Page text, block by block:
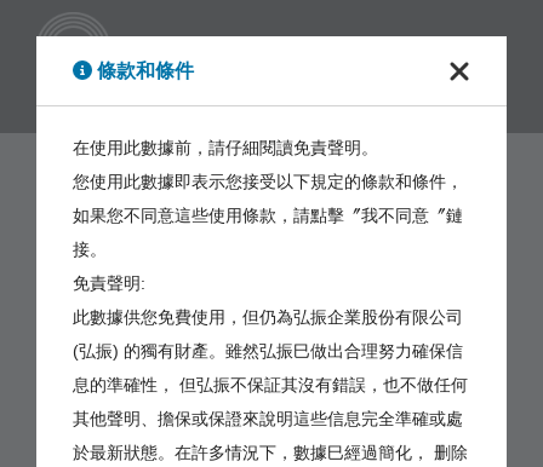
條款和條件
在使用此數據前，請仔細閱讀免責聲明。
您使用此數據即表示您接受以下規定的條款和條件，
如果您不同意這些使用條款，請點擊〞我不同意〞鏈
接。
免責聲明:
此數據供您免費使用，但仍為弘振企業股份有限公司
(弘振) 的獨有財產。雖然弘振巳做出合理努力確保信
息的準確性， 但弘振不保証其沒有錯誤，也不做任何
其他聲明、擔保或保證來說明這些信息完全準確或處
於最新狀態。在許多情況下，數據巳經過簡化， 删除